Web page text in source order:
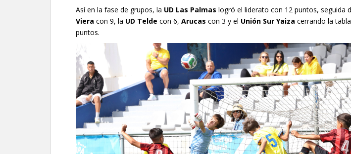
Así en la fase de grupos, la UD Las Palmas logró el liderato con 12 puntos, seguida
Viera con 9, la UD Telde con 6, Arucas con 3 y el Unión Sur Yaiza cerrando la
puntos.